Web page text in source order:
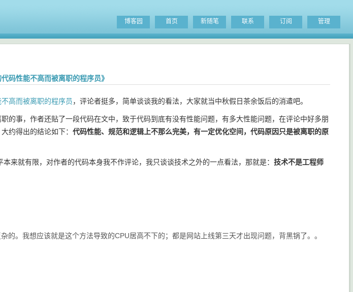
博客园 首页 新随笔 联系 订阅 管理
码性能不高而被离职的程序员》
高而被离职的程序员 ，评论者挺多，简单谈谈我的看法，大家就当中秋假日茶余饭后的消遣吧。
事，作者还贴了一段代码在文中，致于代码到底有没有性能问题，有多大性能问题，在评论中好多朋
约得出的结论如下： 代码性能、规范和逻辑上不那么完美，有一定优化空间，代码原因只是被离职的原
就有限，对作者的代码本身我不作评论，我只谈谈技术之外的一点看法，那就是： 技术不是工程师
的。我想应该就是这个方法导致的CPU居高不下的；都是网站上线第三天才出现问题，背黑锅了。。